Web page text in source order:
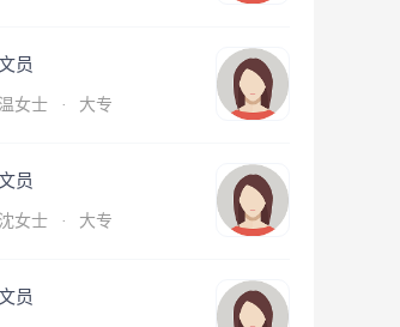
员
女士 · 大专
员
沈女士 · 大专
员